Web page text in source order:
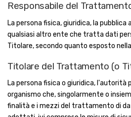
Responsabile del
La persona fisica, giuridica, la
qualsiasi altro ente che tratta dati
Titolare, secondo quanto esposto
Titolare del Trattamento (o
La persona fisica o giuridica, l'autorità
organismo che, singolarmente o
finalità e i mezzi del trattamento di